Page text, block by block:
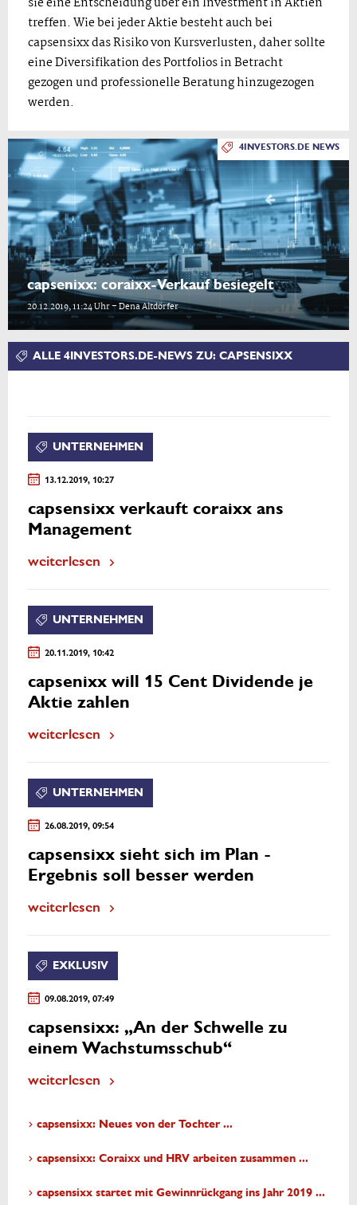
treffen. Wie bei jeder Aktie besteht auch bei
capsensixx das Risiko von Kursverlusten, daher sollte
eine Diversifikation des Portfolios in Betracht
gezogen und professionelle Beratung hinzugezogen
werden.
4INVESTORS.DE NEWS
capsenixx: coraixx-Verkauf besiegelt
20.12.2019, 11:24 Uhr – Dena Altdörfer
ALLE 4INVESTORS.DE-NEWS ZU: CAPSENSIXX
UNTERNEHMEN
13.12.2019, 10:27
capsensixx verkauft coraixx ans
Management
weiterlesen
UNTERNEHMEN
20.11.2019, 10:42
capsenixx will 15 Cent Dividende je
Aktie zahlen
weiterlesen
UNTERNEHMEN
26.08.2019, 09:54
capsensixx sieht sich im Plan -
Ergebnis soll besser werden
weiterlesen
EXKLUSIV
09.08.2019, 07:49
capsensixx: „An der Schwelle zu
einem Wachstumsschub“
weiterlesen
capsensixx: Neues von der Tochter ...
capsensixx: Coraixx und HRV arbeiten zusammen ...
capsensixx startet mit Gewinnrückgang ins Jahr 2019 ...